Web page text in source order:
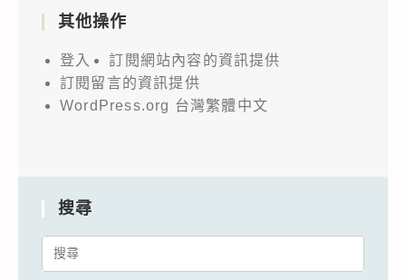
其他操作
登入
訂閱網站內容的資訊提供
訂閱留言的資訊提供
WordPress.org 台灣繁體中文
搜尋
Search